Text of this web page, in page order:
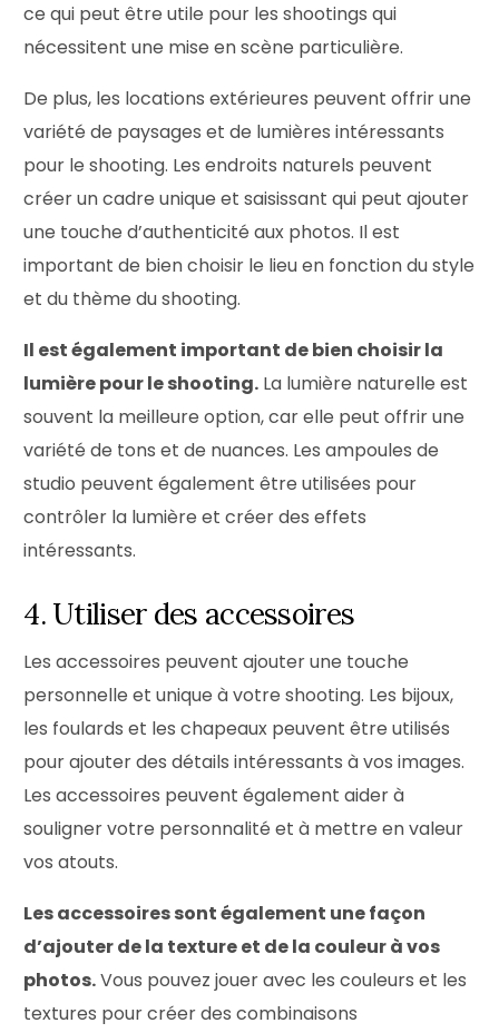
ce qui peut être utile pour les shootings qui
nécessitent une mise en scène particulière.
De plus, les locations extérieures peuvent offrir une
variété de paysages et de lumières intéressants
pour le shooting. Les endroits naturels peuvent
créer un cadre unique et saisissant qui peut ajouter
une touche d’authenticité aux photos. Il est
important de bien choisir le lieu en fonction du style
et du thème du shooting.
Il est également important de bien choisir la
lumière pour le shooting. La lumière naturelle est
souvent la meilleure option, car elle peut offrir une
variété de tons et de nuances. Les ampoules de
studio peuvent également être utilisées pour
contrôler la lumière et créer des effets
intéressants.
4. Utiliser des accessoires
Les accessoires peuvent ajouter une touche
personnelle et unique à votre shooting. Les bijoux,
les foulards et les chapeaux peuvent être utilisés
pour ajouter des détails intéressants à vos images.
Les accessoires peuvent également aider à
souligner votre personnalité et à mettre en valeur
vos atouts.
Les accessoires sont également une façon
d’ajouter de la texture et de la couleur à vos
photos.Vous pouvez jouer avec les couleurs et les
textures pour créer des combinaisons